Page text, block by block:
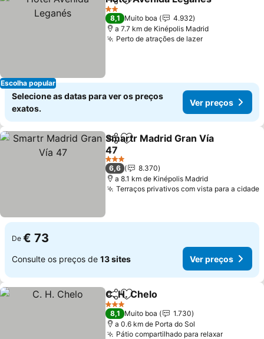
Escolha popular
PartilharAdicionar aos favoritos
2 Estrelas
8,1 Muito boa
4.932
a 7.7 km de Kinépolis Madrid
Perto de atrações de lazer
Selecione as datas para ver os preços
exatos.
Ver preços
PartilharAdicionar aos favoritos
Smartr Madrid Gran Vía
47
3 Estrelas
6,6
8.370
a 8.1 km de Kinépolis Madrid
Terraços privativos com vista para a cidade
De € 73
Consulte os preços de 13 sites Ver preços
PartilharAdicionar aos favoritos
C. H. Chelo
3 Estrelas
8,1 Muito boa
1.730
a 0.6 km de Porta do Sol
Pátio compartilhado para relaxar